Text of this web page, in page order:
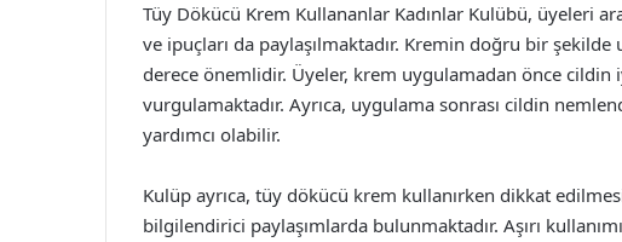
Tüy Dökücü Krem Kullananlar Kadınlar Kulübü, üyeleri
ve ipuçları da paylaşılmaktadır. Kremin doğru bir şekilde
derece önemlidir. Üyeler, krem uygulamadan önce
vurgulamaktadır. Ayrıca, uygulama sonrası cildin
yardımcı olabilir.
Kulüp ayrıca, tüy dökücü krem kullanırken dikkat
bilgilendirici paylaşımlarda bulunmaktadır. Aşırı